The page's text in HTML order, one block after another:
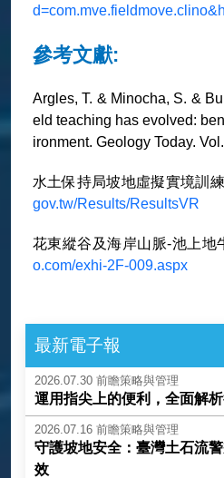
參考文獻:
Argles, T. & Minocha, S. &
eld teaching has evolved:
ironment. Geology Today.
水土保持局坡地虛擬實境訓
gov.tw/Results/ResultsVR
花東縱谷及海岸山脈-池上地
o.com/exhi-2F-009.aspx
最新電子報
2026.07.30 前瞻策略與管理
運用指尖上的便利，全面解
2026.07.16 前瞻策略與管理
守護坡地安全：臺灣土石流
效